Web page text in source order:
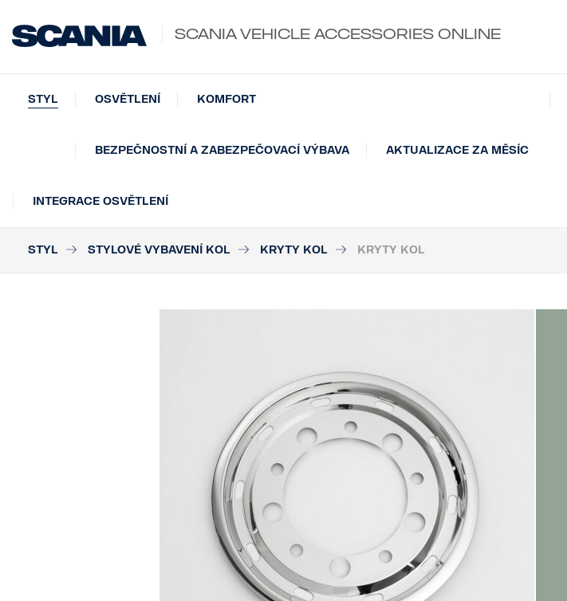
SCANIA VEHICLE ACCESSORIES ONLINE
STYL OSVĚTLENÍ KOMFORT
BEZPEČNOSTNÍ A ZABEZPEČOVACÍ VÝBAVA AKTUALIZACE ZA MĚSÍC
INTEGRACE OSVĚTLENÍ
STYL STYLOVÉ VYBAVENÍ KOL KRYTY KOL KRYTY KOL